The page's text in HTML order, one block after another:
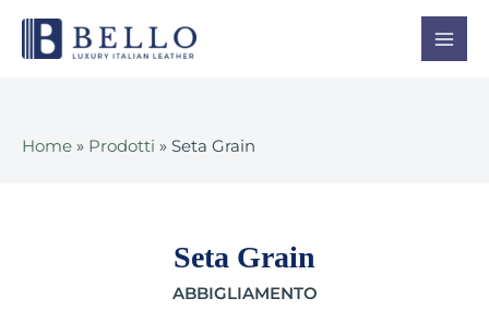
Home » Prodotti » Seta Grain
Seta Grain
ABBIGLIAMENTO